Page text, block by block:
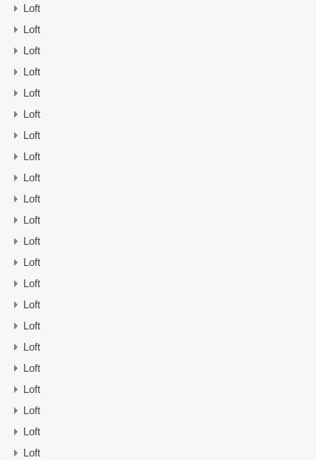
Loft
Loft
Loft
Loft
Loft
Loft
Loft
Loft
Loft
Loft
Loft
Loft
Loft
Loft
Loft
Loft
Loft
Loft
Loft
Loft
Loft
Loft